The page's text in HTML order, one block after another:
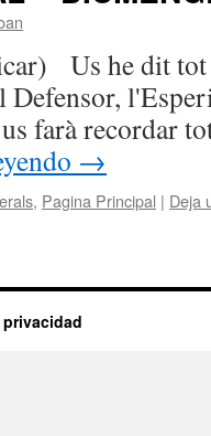
Us he dit tot
Defensor,
farà recordar
→
, Pagina Principal | Deja